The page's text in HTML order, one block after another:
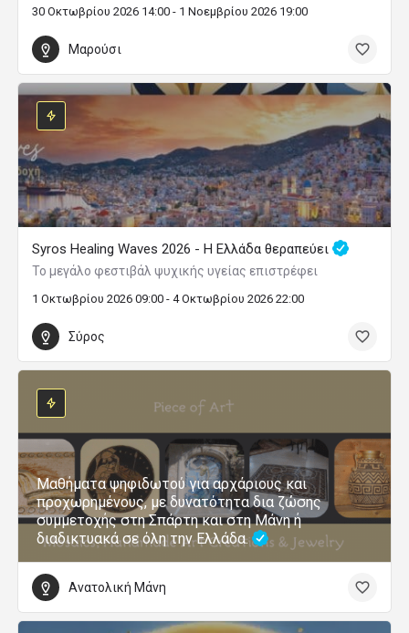
30 Οκτωβρίου 2026 14:00 - 1 Νοεμβρίου 2026 19:00
Μαρούσι
Syros Healing Waves 2026 - Η Ελλάδα θεραπεύει
Το μεγάλο φεστιβάλ ψυχικής υγείας επιστρέφει
1 Οκτωβρίου 2026 09:00 - 4 Οκτωβρίου 2026 22:00
Σύρος
Μαθήματα ψηφιδωτού για αρχάριους και
προχωρημένους, με δυνατότητα δια ζώσης
συμμετοχής στη Σπάρτη και στη Μάνη ή
διαδικτυακά σε όλη την Ελλάδα.
Ανατολική Μάνη